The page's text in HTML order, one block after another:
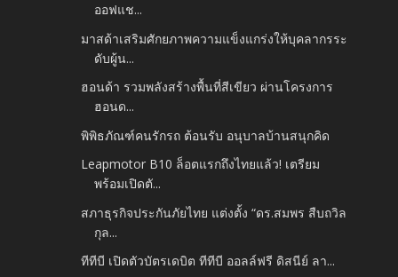
ออฟแช...
มาสด้าเสริมศักยภาพความแข็งแกร่งให้บุคลากรระ
ดับผู้น...
ฮอนด้า รวมพลังสร้างพื้นที่สีเขียว ผ่านโครงการ
ฮอนด...
พิพิธภัณฑ์คนรักรถ ต้อนรับ อนุบาลบ้านสนุกคิด
Leapmotor B10 ล็อตแรกถึงไทยแล้ว! เตรียม
พร้อมเปิดตั...
สภาธุรกิจประกันภัยไทย แต่งตั้ง “ดร.สมพร สืบถวิล
กุล...
ทีทีบี เปิดตัวบัตรเดบิต ทีทีบี ออลล์ฟรี ดิสนีย์ ลา...